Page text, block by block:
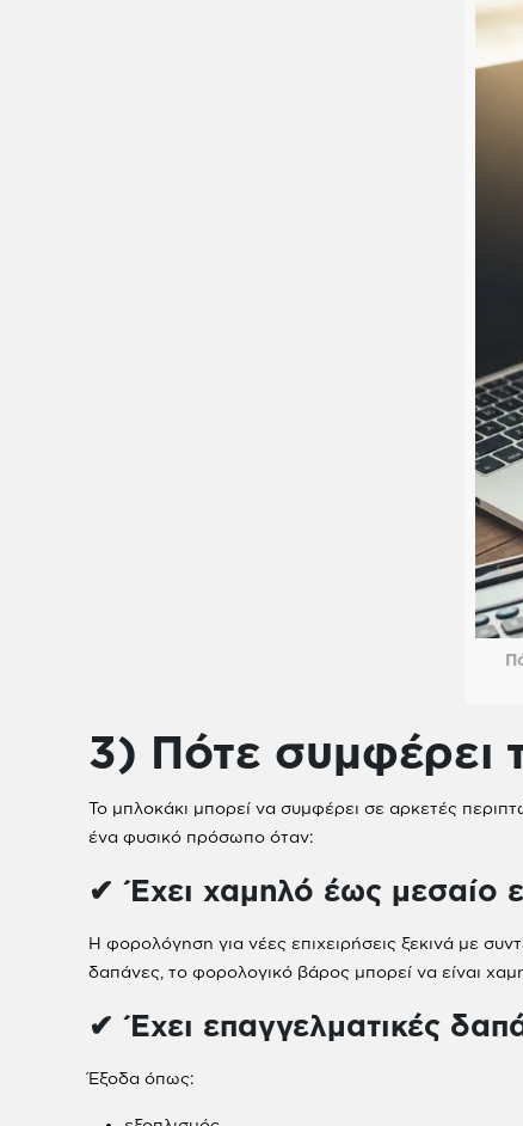
3) Πότε συμφέρει
Το μπλοκάκι μπορεί να συμφέρει σε αρκετές
ένα φυσικό πρόσωπο όταν:
✔ Έχει χαμηλό έως μεσαίο
Η φορολόγηση για νέες επιχειρήσεις ξεκινά με
δαπάνες, το φορολογικό βάρος μπορεί να είναι
✔ Έχει επαγγελματικές
Έξοδα όπως: